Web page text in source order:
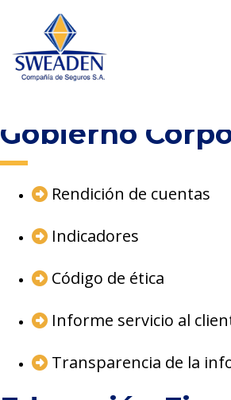
Gobierno
Rendición de cuentas
Indicadores
Código de ética
Informe servicio al
Transparencia de la